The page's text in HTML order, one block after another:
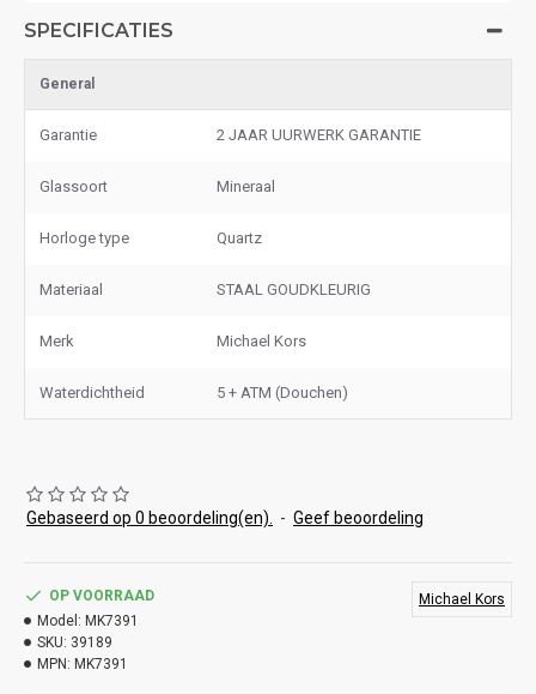
SPECIFICATIES
General
Garantie 2 JAAR UURWERK GARANTIE
Glassoort Mineraal
Horloge type Quartz
Materiaal STAAL GOUDKLEURIG
Merk Michael Kors
Waterdichtheid 5 + ATM (Douchen)
Gebaseerd op 0 beoordeling(en). - Geef beoordeling
OP VOORRAAD
Model: MK7391
SKU: 39189
MPN: MK7391
Michael Kors